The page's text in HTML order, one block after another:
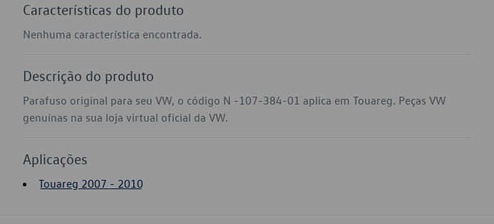
Características do produto
Nenhuma característica encontrada.
Descrição do produto
Parafuso original para seu VW, o código N -107-384-01 aplica em Touareg. Peças VW
genuínas na sua loja virtual oficial da VW.
Aplicações
Touareg 2007 - 2010